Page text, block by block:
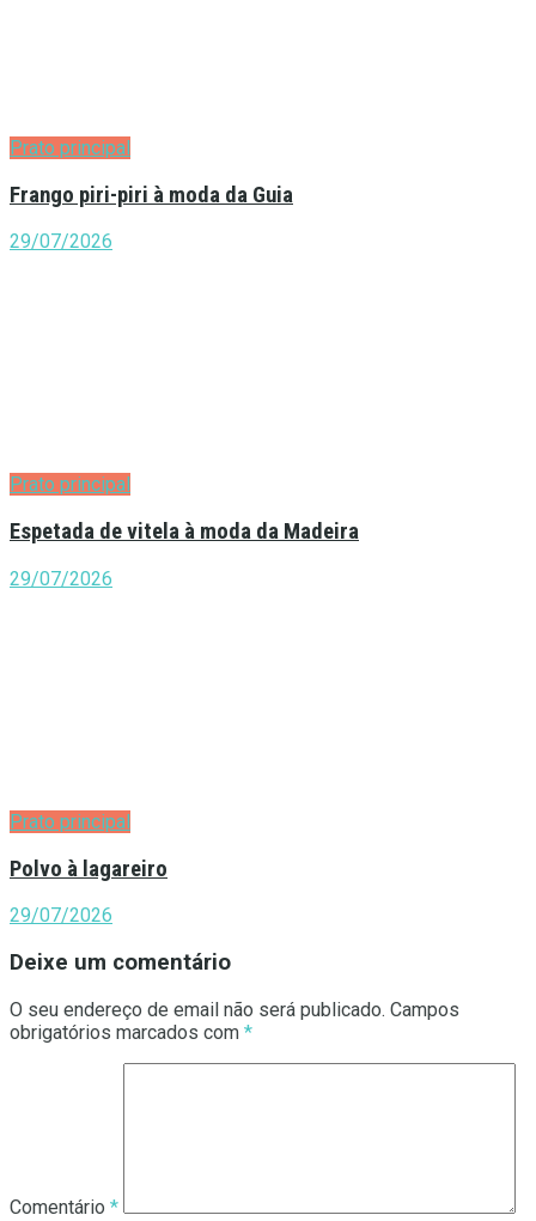
Prato principal
Frango piri-piri à moda da Guia
29/07/2026
Prato principal
Espetada de vitela à moda da Madeira
29/07/2026
Prato principal
Polvo à lagareiro
29/07/2026
Deixe um comentário
O seu endereço de email não será publicado. Campos
obrigatórios marcados com *
Comentário *